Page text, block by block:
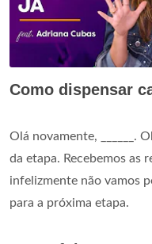
Como dispensar
Olá novamente, ______.
da etapa. Recebemos as
infelizmente não vamos
para a próxima etapa.